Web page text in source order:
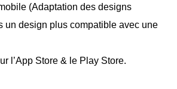
(Adaptation des designs
un design plus compatible avec une
l’App Store & le Play Store.